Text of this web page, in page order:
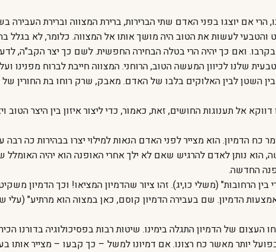
הרי אם יוצגו בפני האדם שתי הברירות, ברירת המצווה וברירת
לעשות את הטוב היה מושך אותו אל המצווה. כלומר, לא בגלל
ואם כך יהיה הרי בטלה הבחירה החפשית. לשם כך יצר הקב"ה,
שלנו לכיוון המעשה הטוב, הרוחני. המצווה חייבת לברוח מפנינו
השטן לבין האלוקים בלבו של האדם. מאבק, שרק רוחו בת החורין של
אל תענוגות החושים, זאת, כאמור, כדי ליצור איזון בין היצר הטוב
הדמיון. הוא מצייר לפני האדם הנאות למילוי יצרו בבהירות כה
הוא נותן לאדם להרגיש שאם לא ילך אחרי האופנה הוא יהיה האומלל
החדשה.
הרחובות" (משלי כו,יג). זהו ציור שהדמיון המציאו! וכך הדמיון
הדמיון. שם בעבירה הדמיון קוסם, כאן במצוה הוא מרתיע"
של הדמיון התגלה בימינו. שיטות רבות בפסיכולוגיה בדורנו
יותר מאשר כח רצונו. אם דמיונו למשל – כך קבעו – מצייר אותו